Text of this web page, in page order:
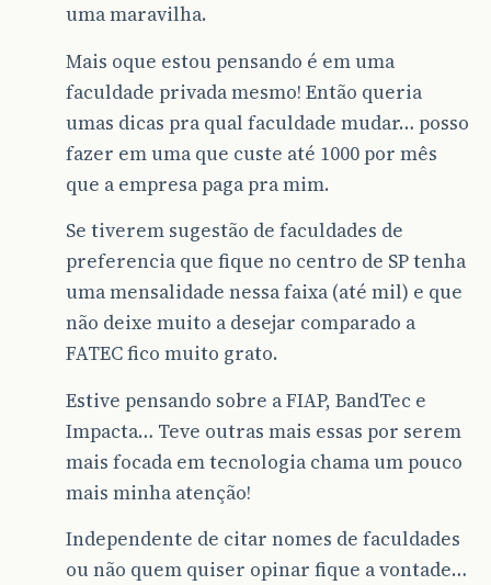
uma maravilha.
Mais oque estou pensando é em uma
faculdade privada mesmo! Então queria
umas dicas pra qual faculdade mudar… posso
fazer em uma que custe até 1000 por mês
que a empresa paga pra mim.
Se tiverem sugestão de faculdades de
preferencia que fique no centro de SP tenha
uma mensalidade nessa faixa (até mil) e que
não deixe muito a desejar comparado a
FATEC fico muito grato.
Estive pensando sobre a FIAP, BandTec e
Impacta… Teve outras mais essas por serem
mais focada em tecnologia chama um pouco
mais minha atenção!
Independente de citar nomes de faculdades
ou não quem quiser opinar fique a vontade…